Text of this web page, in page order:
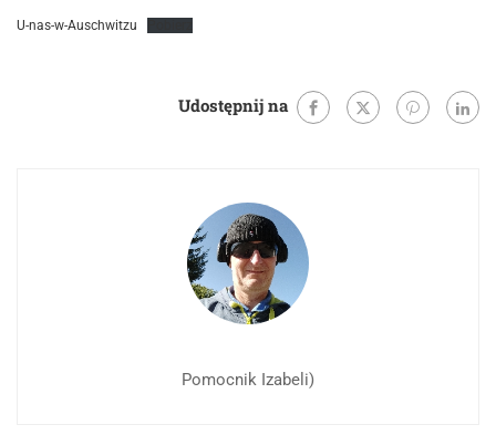
U-nas-w-Auschwitzu
Udostępnij na
Pomocnik Izabeli)